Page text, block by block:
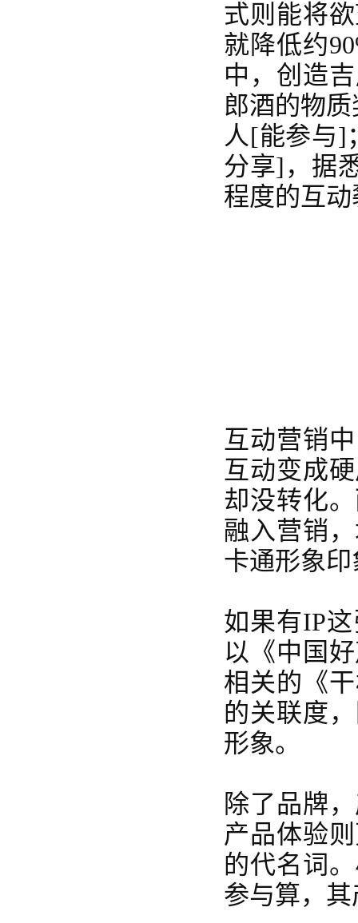
式则能将
就降低约
中，创造
郎酒的物
人[能参与]
分享]，据
程度的互
互动营销
互动变成
却没转化
融入营销
卡通形象
如果有IP
以《中国
相关的《
的关联度
形象。
除了品牌
产品体验
的代名词
参与算，